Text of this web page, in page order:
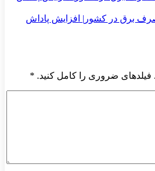
برق در کشور| افزایش پاداش
ضروری را کامل کنید. *